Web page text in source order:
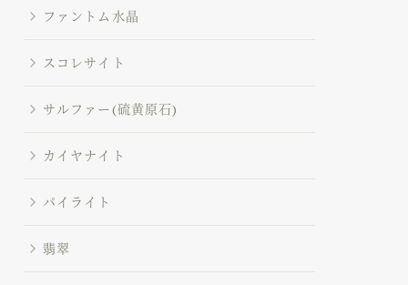
ファントム水晶
スコレサイト
サルファー(硫黄原石)
カイヤナイト
パイライト
翡翠